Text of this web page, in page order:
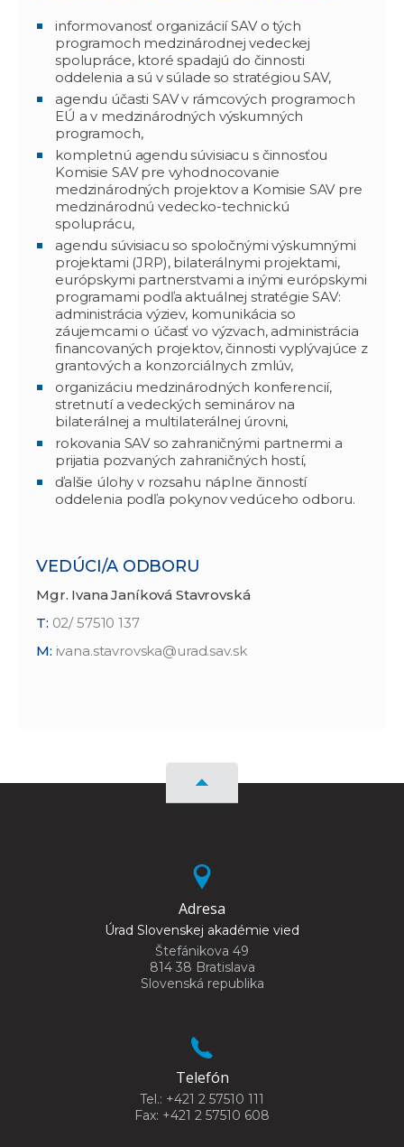
informovanosť organizácií SAV o tých
programoch medzinárodnej vedeckej
spolupráce, ktoré spadajú do činnosti
oddelenia a sú v súlade so stratégiou SAV,
agendu účasti SAV v rámcových programoch
EÚ a v medzinárodných výskumných
programoch,
kompletnú agendu súvisiacu s činnosťou
Komisie SAV pre vyhodnocovanie
medzinárodných projektov a Komisie SAV pre
medzinárodnú vedecko-technickú
spoluprácu,
agendu súvisiacu so spoločnými výskumnými
projektami (JRP), bilaterálnymi projektami,
európskymi partnerstvami a inými európskymi
programami podľa aktuálnej stratégie SAV:
administrácia výziev, komunikácia so
záujemcami o účasť vo výzvach, administrácia
financovaných projektov, činnosti vyplývajúce z
grantových a konzorciálnych zmlúv,
organizáciu medzinárodných konferencií,
stretnutí a vedeckých seminárov na
bilaterálnej a multilaterálnej úrovni,
rokovania SAV so zahraničnými partnermi a
prijatia pozvaných zahraničných hostí,
ďalšie úlohy v rozsahu náplne činností
oddelenia podľa pokynov vedúceho odboru.
VEDÚCI/A ODBORU
Mgr. Ivana Janíková Stavrovská
T: 02/ 57510 137
M: ivana.stavrovska@urad.sav.sk
Adresa
Úrad Slovenskej akadémie vied
Štefánikova 49
814 38 Bratislava
Slovenská republika
Telefón
Tel.: +421 2 57510 111
Fax: +421 2 57510 608